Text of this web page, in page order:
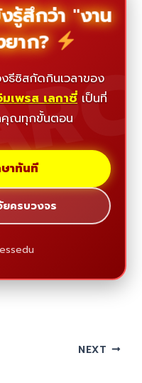
รู้สึกว่า "งาน
ยาก?
ธีซิสกัดกินเวลาของ
เพรส เลกาซี่ เป็นที่
คุณทุกขั้นตอน
าทันที
ยครบวงจร
NEXT